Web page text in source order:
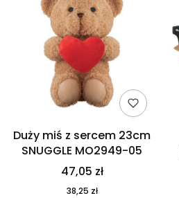
Duży miś z sercem 23cm
SNUGGLE MO2949-05
47,05 zł
38,25 zł